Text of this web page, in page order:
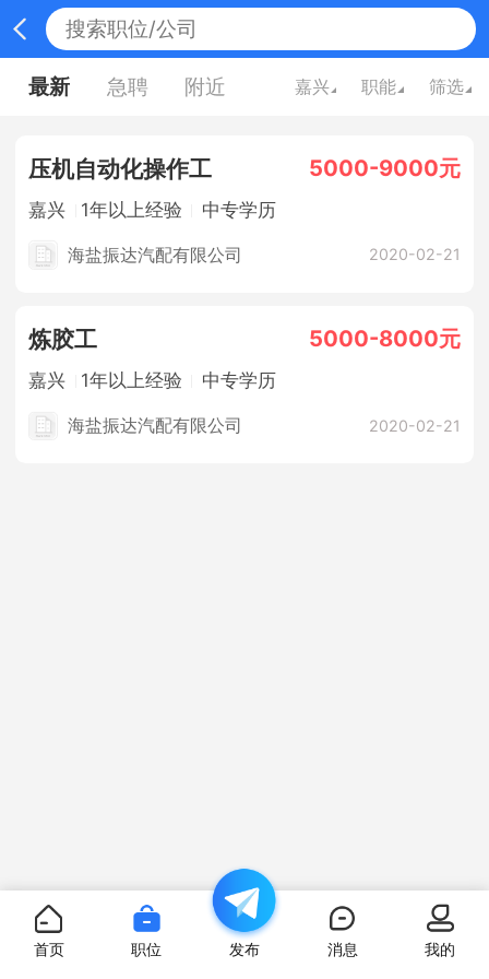
最新 急聘 附近 嘉兴 职能 筛选
压机自动化操作工 5000-9000元
嘉兴 1年以上经验 中专学历
海盐振达汽配有限公司 2020-02-21
炼胶工 5000-8000元
嘉兴 1年以上经验 中专学历
海盐振达汽配有限公司 2020-02-21
首页 职位 发布 消息 我的